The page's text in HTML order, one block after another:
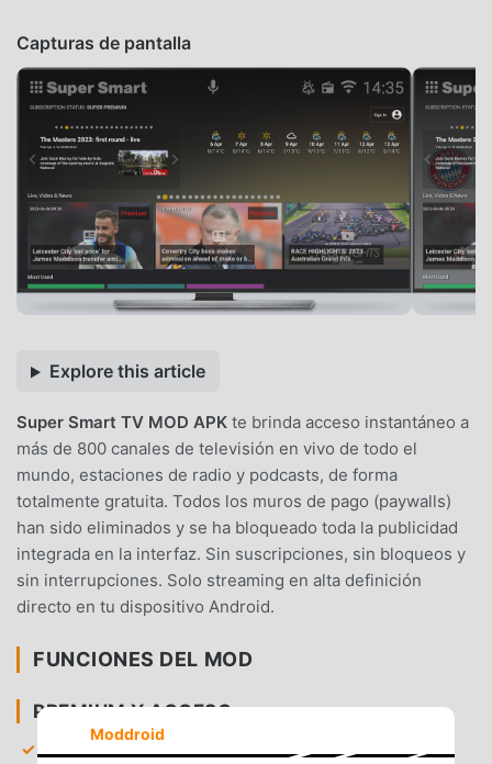
Capturas de pantalla
Explore this article
Super Smart TV MOD APK te brinda acceso instantáneo a
más de 800 canales de televisión en vivo de todo el
mundo, estaciones de radio y podcasts, de forma
totalmente gratuita. Todos los muros de pago (paywalls)
han sido eliminados y se ha bloqueado toda la publicidad
integrada en la interfaz. Sin suscripciones, sin bloqueos y
sin interrupciones. Solo streaming en alta definición
directo en tu dispositivo Android.
FUNCIONES DEL MOD
PREMIUM Y ACCESO
Desbloqueo total de canales— Obtén acceso
Moddroid